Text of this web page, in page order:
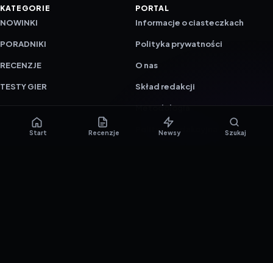
KATEGORIE
NOWINKI
PORADNIKI
RECENZJE
TESTY GIER
PORTAL
Informacje o ciasteczkach
Polityka prywatności
O nas
Skład redakcji
Metodologia
Polityka redakcyjna
Start Recenzje Newsy Szukaj